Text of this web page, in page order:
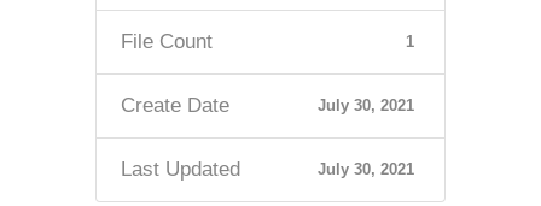
File Count 1
Create Date July 30, 2021
Last Updated July 30, 2021